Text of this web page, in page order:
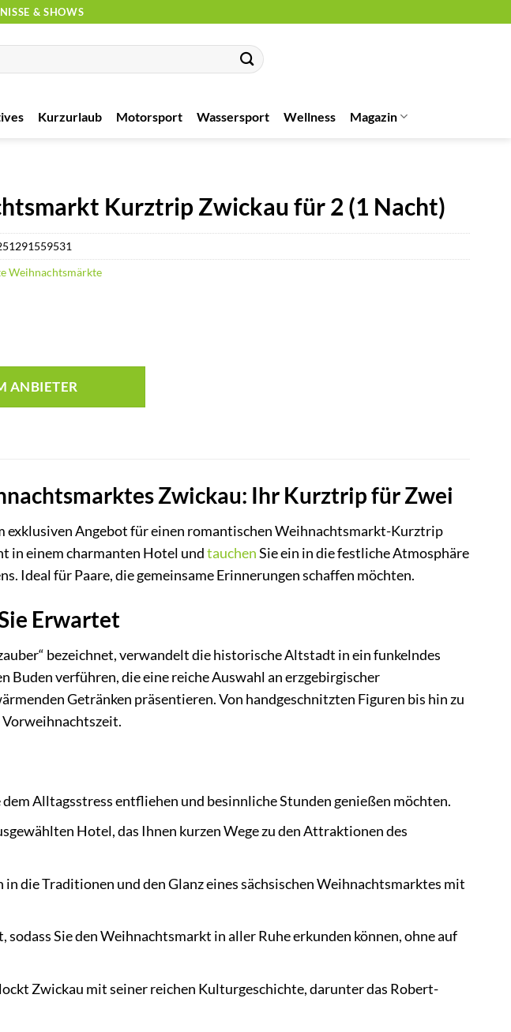
& SHOWS
Kurzurlaub Motorsport Wassersport Wellness Magazin
Kurztrip Zwickau für 2 (1 Nacht)
ANBIETER
Weihnachtsmärkte
Zwickau: Ihr Kurztrip für Zwei
exklusiven Angebot für einen romantischen Weihnachtsmarkt-Kurztrip
in einem charmanten Hotel undtauchenSie ein in die festliche Atmosphäre
Ideal für Paare, die gemeinsame Erinnerungen schaffen möchten.
Erwartet
bezeichnet, verwandelt die historische Altstadt in ein funkelndes
Buden verführen, die eine reiche Auswahl an erzgebirgischer
Getränken präsentieren. Von handgeschnitzten Figuren bis hin zu
Alltagsstress entfliehen und besinnliche Stunden genießen möchten.
Hotel, das Ihnen kurzen Wege zu den Attraktionen des
in die Traditionen und den Glanz eines sächsischen Weihnachtsmarktes mit
sodass Sie den Weihnachtsmarkt in aller Ruhe erkunden können, ohne auf
Zwickau mit seiner reichen Kulturgeschichte, darunter das Robert-